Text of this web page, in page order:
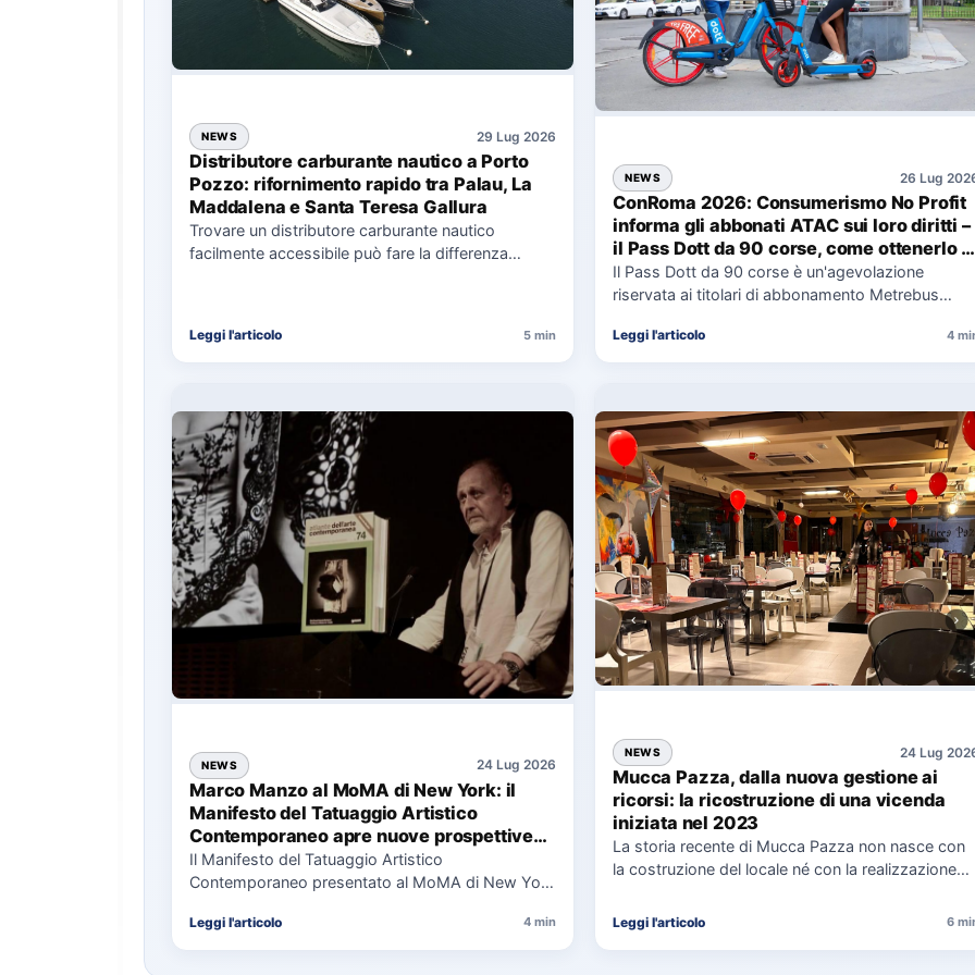
NEWS 29 Lug 2026
Distributore carburante nautico a Porto
Pozzo: rifornimento rapido tra Palau, La
Maddalena e Santa Teresa Gallura
Trovare un distributore carburante nautico
facilmente accessibile può fare la differenza
Leggi l'articolo 5 min
NEWS 26 Lug
ConRoma 2026: Consumerismo No Profit
informa gli abbonati ATAC sui loro diritti –
il Pass Dott da 90 corse, come ottenerlo e
cosa spetta in caso di disservizi
Il Pass Dott da 90 corse è un'agevolazione
riservata ai titolari di abbonamento Metrebus
Leggi l'articolo 4
NEWS 24 Lug 2026
Marco Manzo al MoMA di New York: il
Manifesto del Tatuaggio Artistico
Contemporaneo apre nuove prospettive
per il collezionismo
Il Manifesto del Tatuaggio Artistico
Contemporaneo presentato al MoMA di New York
Leggi l'articolo 4 min
NEWS 24 Lug
Mucca Pazza, dalla nuova gestione ai
ricorsi: la ricostruzione di una vicenda
iniziata nel 2023
La storia recente di Mucca Pazza non nasce con
la costruzione del locale né con la realizzazione
Leggi l'articolo 6